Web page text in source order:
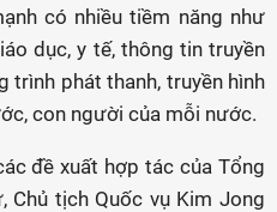
có nhiều tiềm năng như
dục, y tế, thông tin truyền
trình phát thanh, truyền hình
con người của mỗi nước.
đề xuất hợp tác của Tổng
Chủ tịch Quốc vụ Kim Jong